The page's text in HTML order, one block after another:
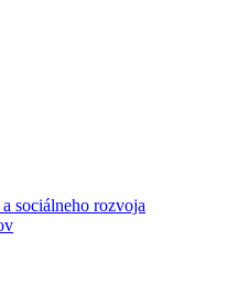
sociálneho rozvoja